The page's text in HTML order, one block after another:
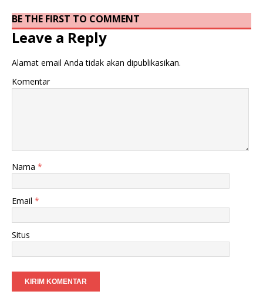
BE THE FIRST TO COMMENT
Leave a Reply
Alamat email Anda tidak akan dipublikasikan.
Komentar
Nama *
Email *
Situs